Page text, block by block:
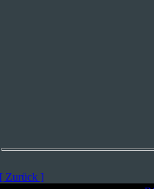
[ Zurück ]